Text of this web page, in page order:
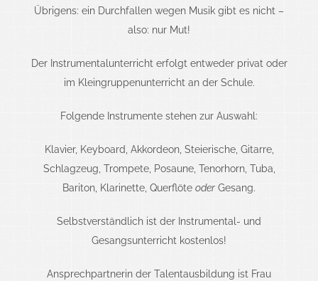
Übrigens: ein Durchfallen wegen Musik gibt es nicht –
also: nur Mut!
Der Instrumentalunterricht erfolgt entweder privat oder
im Kleingruppenunterricht an der Schule.
Folgende Instrumente stehen zur Auswahl:
Klavier, Keyboard, Akkordeon, Steierische, Gitarre,
Schlagzeug, Trompete, Posaune, Tenorhorn, Tuba,
Bariton, Klarinette, Querflöte oder Gesang.
Selbstverständlich ist der Instrumental- und
Gesangsunterricht kostenlos!
Ansprechpartnerin der Talentausbildung ist Frau